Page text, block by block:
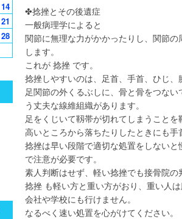
✤捻挫とその後遺症
一般病理学によると
関節に無理な力がかかったりし、関節
します。
これが 捻挫 です。
捻挫しやすいのは、足首、手首、ひじ、
足関節の外くるぶしに、骨と骨をつな
う丈夫な線維組織があります。
足をくじいて靱帯が切れてしまうこと
高いところから落ちたりしたときにも
捻挫は早い段階で適切な処置をしない
で注意が必要です。
素人判断はせず、軽い捻挫でも接骨院
捻挫 も軽い方と重い方がおり、重い人
会社や学校にも行けません。
なるべく速い処置を心がけてください。
14
21
28